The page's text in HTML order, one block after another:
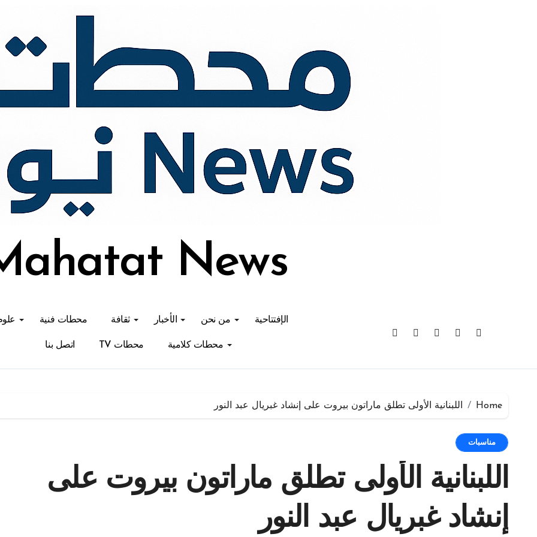
News
الإفتتاحية من نحن الأخبار ثقافة محطات فنية
محطات كلامية محطات TV اتصل بنا
Home اللبنانية الأولى تطلق ماراتون بيروت على إنشاد غبريال عبد النور
مناسبات
اللبنانية الأولى تطلق ماراتون بيروت على
إنشاد غبريال عبد النور